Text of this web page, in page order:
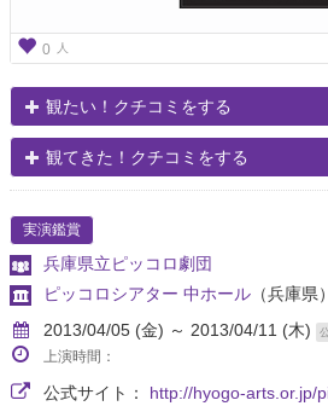
0 人
観たい！クチコミをする
観てきた！クチコミをする
実演鑑賞
兵庫県立ピッコロ劇団
ピッコロシアター 中ホール （兵庫県）
2013/04/05 (金) ～ 2013/04/11 (木)
上演時間：
公式サイト： http://hyogo-arts.or.jp/